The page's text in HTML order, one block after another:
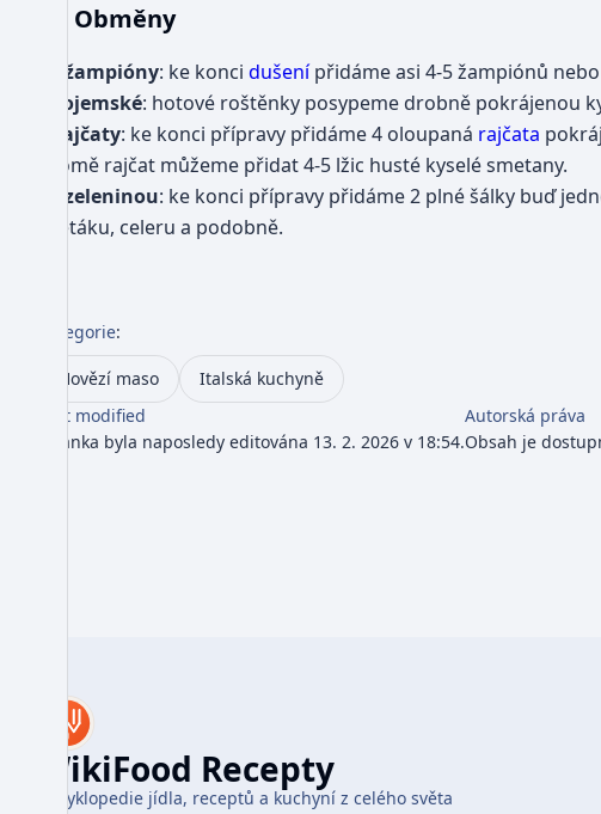
Obměny
Se žampióny: ke konci dušenípřidáme asi 4-5 žampiónů
Znojemské: hotové roštěnky posypeme drobně pokrájenou
S rajčaty: ke konci přípravy přidáme 4 oloupaná rajčata
Kromě rajčat můžeme přidat 4-5 lžic husté kyselé smetany.
Se zeleninou: ke konci přípravy přidáme 2 plné šálky buď
květáku, celeru a podobně.
Kategorie:
Hovězí maso
Italská kuchyně
Last modified
Stránka byla naposledy editována 13. 2. 2026 v 18:54.
Autorská práva
Obsah je
WikiFood Recepty
Encyklopedie jídla, receptů a kuchyní z celého světa